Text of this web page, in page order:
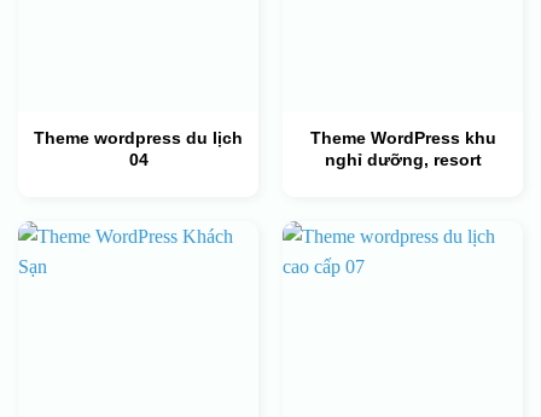
Theme wordpress du lịch
04
Theme WordPress khu
nghỉ dưỡng, resort